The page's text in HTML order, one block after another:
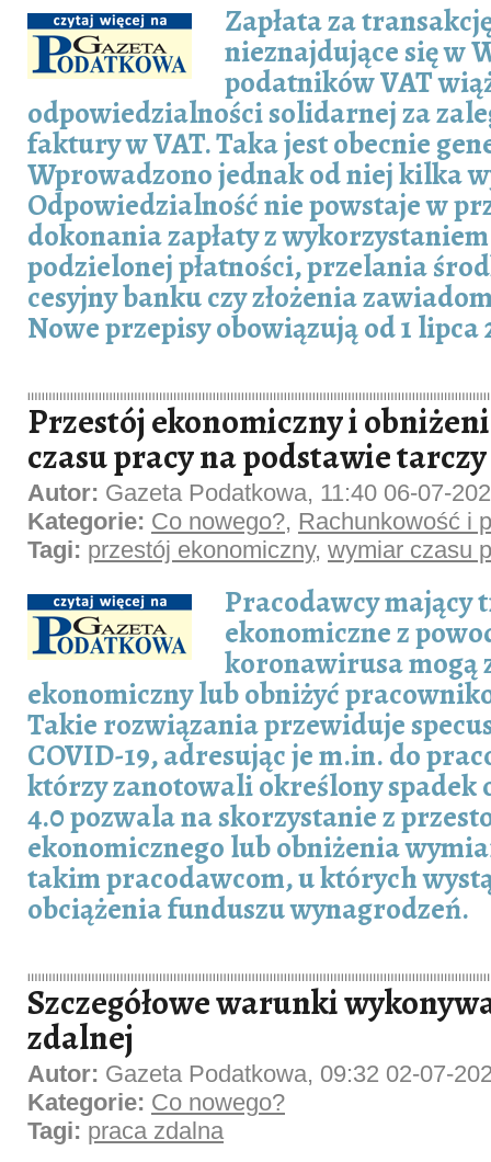
Zapłata za
nieznajdujące się w
podatników VAT
odpowiedzialności solidarnej za
faktury w VAT. Taka jest obecnie
Wprowadzono jednak od niej kilka
Odpowiedzialność nie powstaje w
dokonania zapłaty z
podzielonej płatności, przelania
cesyjny banku czy złożenia
Nowe przepisy obowiązują od 1 lipca
Przestój ekonomiczny i
czasu pracy na podstawie
Autor: Gazeta Podatkowa, 11:40 06-07-
Kategorie: Co nowego?, Rachunkowość i
Tagi: przestój ekonomiczny, wymiar czasu
Pracodawcy mający
ekonomiczne z
koronawirusa mogą
ekonomiczny lub obniżyć
Takie rozwiązania przewiduje
COVID-19, adresując je m.in. do
którzy zanotowali określony spadek
4.0 pozwala na skorzystanie z
ekonomicznego lub obniżenia
takim pracodawcom, u których
obciążenia funduszu wynagrodzeń.
Szczegółowe warunki
zdalnej
Autor: Gazeta Podatkowa, 09:32 02-07-
Kategorie: Co nowego?
Tagi: praca zdalna